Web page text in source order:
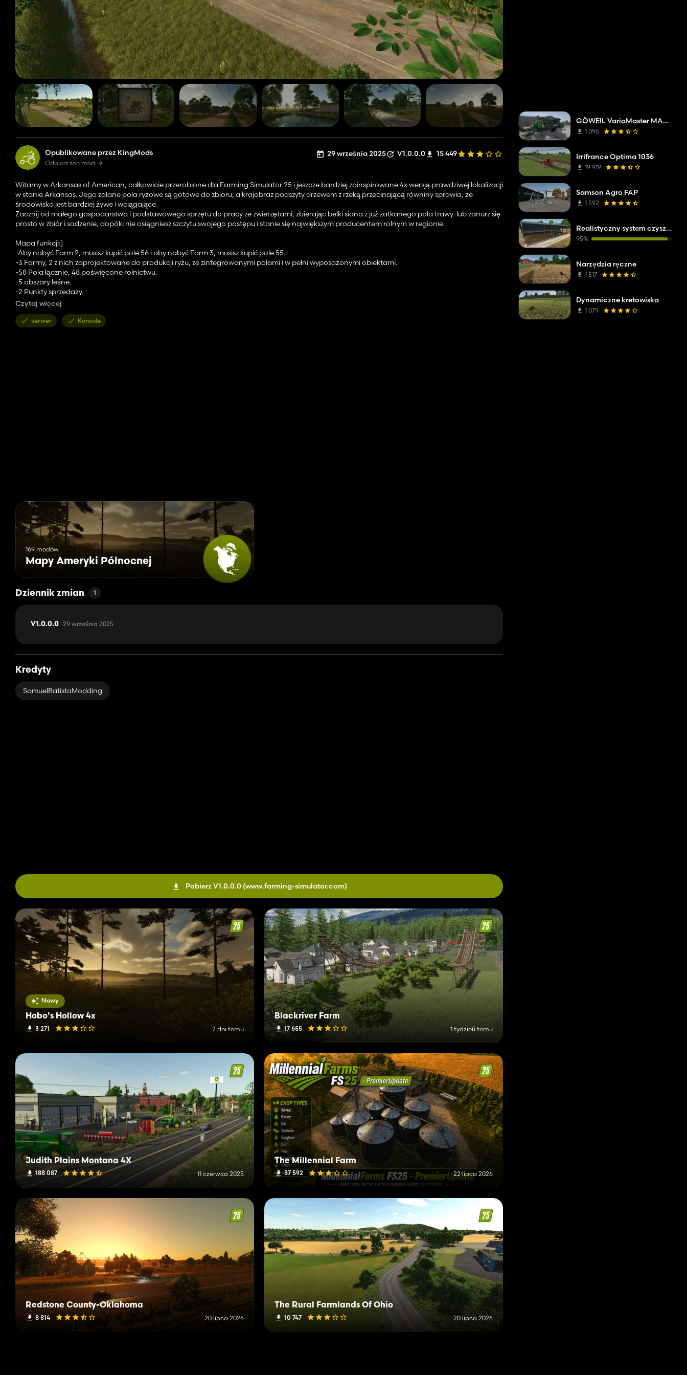
Opublikowane przez KingMods
Odbierz ten mod
29 września 2025 V1.0.0.0 15 449
Witamy w Arkansas of American, całkowicie przerobione dla Farming Simulator 25 i jeszcze bardziej zainspirowane 4x wersją prawdziwej lokalizacji
w stanie Arkansas. Jego zalane pola ryżowe są gotowe do zbioru, a krajobraz podszyty drzewem z rzeką przecinającą równiny sprawia, że ​​
środowisko jest bardziej żywe i wciągające.
Zacznij od małego gospodarstwa i podstawowego sprzętu do pracy ze zwierzętami, zbierając belki siana z już zatkanego pola trawy-lub zanurz się
prosto w zbiór i sadzenie, dopóki nie osiągniesz szczytu swojego postępu i stanie się największym producentem rolnym w regionie.
Mapa funkcji:]
-Aby nabyć Farm 2, musisz kupić pole 56 i aby nabyć Farm 3, musisz kupić pole 55.
-3 Farmy, 2 z nich zaprojektowane do produkcji ryżu, ze zintegrowanymi polami i w pełni wyposażonymi obiektami.
-58 Pola łącznie, 48 poświęcone rolnictwu.
-5 obszary leśne.
-2 Punkty sprzedaży.
-9 zakłady produkcyjne.
-Access do BGA wymaga zakupu 57.
Czytaj więcej
serwer Konsole
169 modów
Mapy Ameryki Północnej
Dziennik zmian 1
V1.0.0.0 29 września 2025
Kredyty
SamuelBatistaModding
Pobierz V1.0.0.0 (www.farming-simulator.com)
Nowy
Hobo's Hollow 4x
3 271 2 dni temu
Blackriver Farm
17 655 1 tydzień temu
Judith Plains Montana 4X
188 087 11 czerwca 2025
The Millennial Farm
37 592 22 lipca 2026
Redstone County-Oklahoma
8 814 20 lipca 2026
The Rural Farmlands Of Ohio
10 747 20 lipca 2026
GÖWEIL VarioMaster MAS COMPLETE
1 096
Irrifrance Optima 1036
19 919
Samson Agro FAP
1 592
Realistyczny system czyszczenia obornika
95%
Narzędzia ręczne
1 517
Dynamiczne kretowiska
1 079